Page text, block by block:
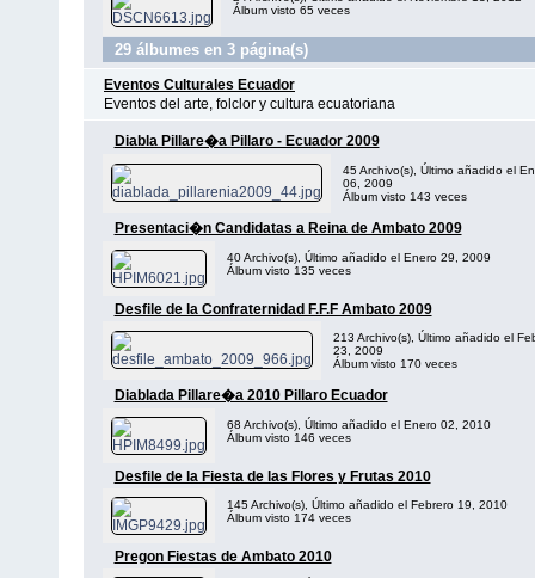
Álbum visto 65 veces
29 álbumes en 3 página(s)
Eventos Culturales Ecuador
Eventos del arte, folclor y cultura ecuatoriana
Diabla Pillare�a Pillaro - Ecuador 2009
45 Archivo(s), Último añadido el
06, 2009
Álbum visto 143 veces
Presentaci�n Candidatas a Reina de Ambato 2009
40 Archivo(s), Último añadido el Enero 29, 2009
Álbum visto 135 veces
Desfile de la Confraternidad F.F.F Ambato 2009
213 Archivo(s), Último añadido el
23, 2009
Álbum visto 170 veces
Diablada Pillare�a 2010 Pillaro Ecuador
68 Archivo(s), Último añadido el Enero 02, 2010
Álbum visto 146 veces
Desfile de la Fiesta de las Flores y Frutas 2010
145 Archivo(s), Último añadido el Febrero 19, 2010
Álbum visto 174 veces
Pregon Fiestas de Ambato 2010